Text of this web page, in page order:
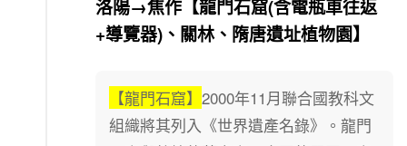
洛陽→焦作【龍門石窟(含電瓶車往返
+導覽器)、關林、隋唐遺址植物園】
【龍門石窟】 2000年11月聯合國教科文
組織將其列入《世界遺產名錄》。龍門